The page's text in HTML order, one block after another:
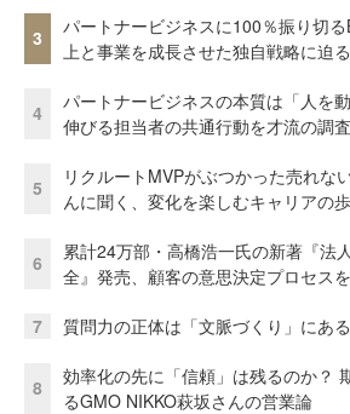
3
パートナービジネスに100％振り切
上と事業を成長させた独自戦略に迫る
4
パートナービジネスの本質は「人を
伸びる担当者の共通行動を才流の調
5
リクルートMVPがぶつかった売れな
んに聞く、変化を楽しむキャリアの
6
累計24万部・高橋浩一氏の新著『法
全』発売、顧客の意思決定プロセス
7 質問力の正体は「文脈づくり」にある
8
効率化の先に「信頼」は残るのか？
るGMO NIKKO萩坂さんの営業論